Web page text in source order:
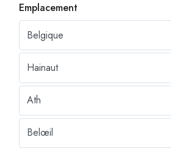
Emplacement